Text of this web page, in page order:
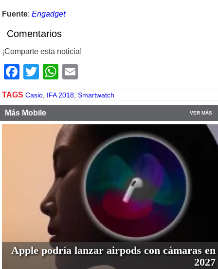
Fuente: Engadget
Comentarios
¡Comparte esta noticia!
Facebook
TwitterWhatsApp
TAGS Casio, IFA 2018, Smartwatch
Más Mobile VER MÁS
Apple podría lanzar airpods con cámaras en
2027